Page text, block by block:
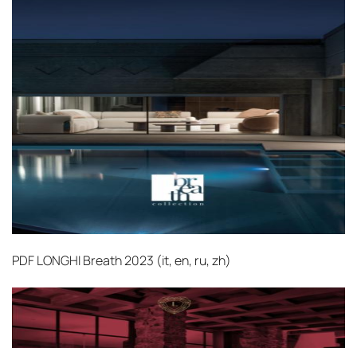
PDFLONGHI Breath 2023 (it, en, ru, zh)‎